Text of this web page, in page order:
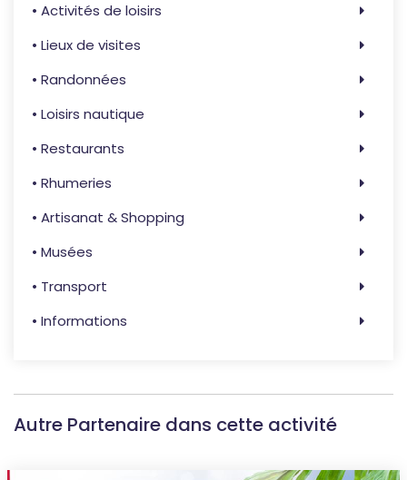
• Activités de loisirs
• Lieux de visites
• Randonnées
• Loisirs nautique
• Restaurants
• Rhumeries
• Artisanat & Shopping
• Musées
• Transport
• Informations
Autre Partenaire dans cette activité